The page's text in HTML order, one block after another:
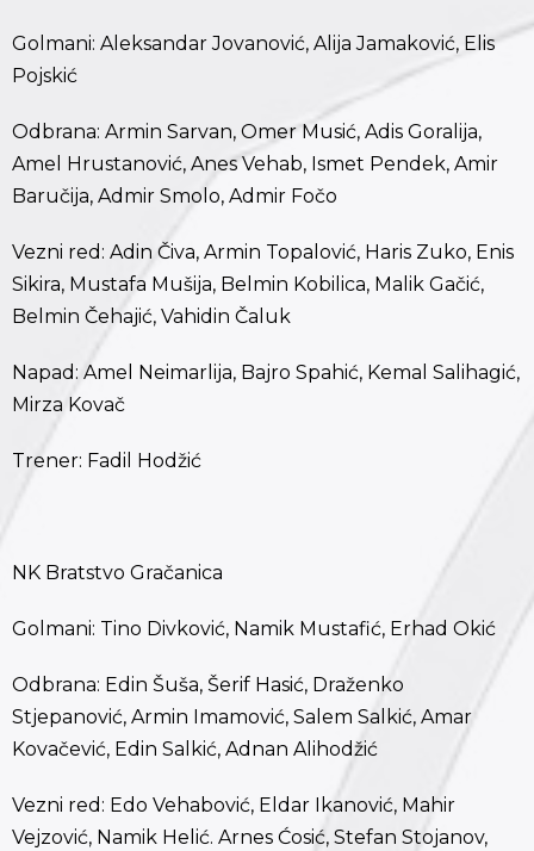
Golmani: Aleksandar Jovanović, Alija Jamaković, Elis
Pojskić
Odbrana: Armin Sarvan, Omer Musić, Adis Goralija,
Amel Hrustanović, Anes Vehab, Ismet Pendek, Amir
Baručija, Admir Smolo, Admir Fočo
Vezni red: Adin Čiva, Armin Topalović, Haris Zuko, Enis
Sikira, Mustafa Mušija, Belmin Kobilica, Malik Gačić,
Belmin Čehajić, Vahidin Čaluk
Napad: Amel Neimarlija, Bajro Spahić, Kemal Salihagić,
Mirza Kovač
Trener: Fadil Hodžić
NK Bratstvo Gračanica
Golmani: Tino Divković, Namik Mustafić, Erhad Okić
Odbrana: Edin Šuša, Šerif Hasić, Draženko
Stjepanović, Armin Imamović, Salem Salkić, Amar
Kovačević, Edin Salkić, Adnan Alihodžić
Vezni red: Edo Vehabović, Eldar Ikanović, Mahir
Vejzović, Namik Helić. Arnes Ćosić, Stefan Stojanov,